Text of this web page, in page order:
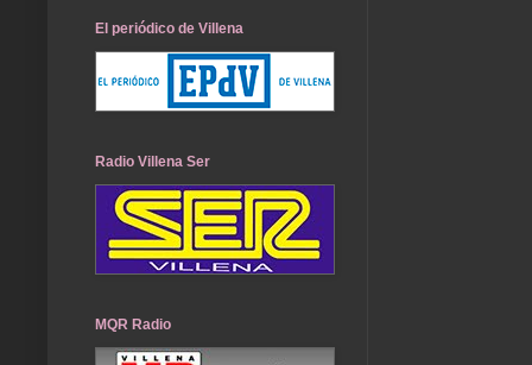
El periódico de Villena
Radio Villena Ser
MQR Radio